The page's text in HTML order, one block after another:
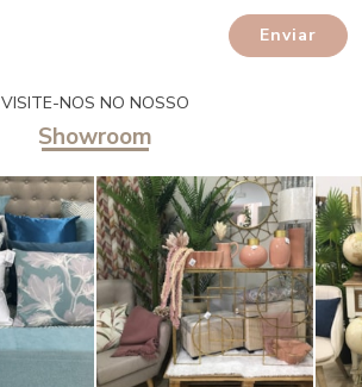
Enviar
VISITE-NOS NO NOSSO
Showroom